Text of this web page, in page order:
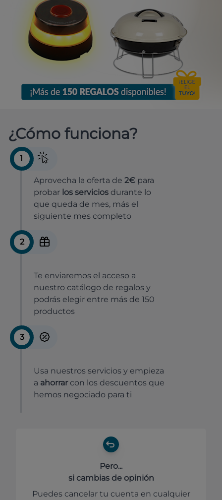
¿Cómo funciona?
1
Aprovecha la oferta de 2€ para
probar los servicios durante lo
que queda de mes, más el
siguiente mes completo
2
Te enviaremos el acceso a
nuestro catálogo de regalos y
podrás elegir entre más de 150
productos
3
Usa nuestros servicios y empieza
a ahorrar con los descuentos que
hemos negociado para ti
Pero...
si cambias de opinión
Puedes cancelar tu cuenta en cualquier